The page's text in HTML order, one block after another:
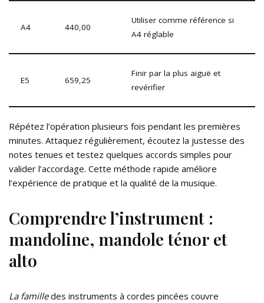
A4 440,00
Utiliser comme référence si
A4 réglable
E5 659,25
Finir par la plus aiguë et
revérifier
Répétez l’opération plusieurs fois pendant les premières
minutes. Attaquez régulièrement, écoutez la justesse des
notes tenues et testez quelques accords simples pour
valider l’accordage. Cette méthode rapide améliore
l’expérience de pratique et la qualité de la musique.
Comprendre l’instrument :
mandoline, mandole ténor et
alto
La familledes instruments à cordes pincées couvre